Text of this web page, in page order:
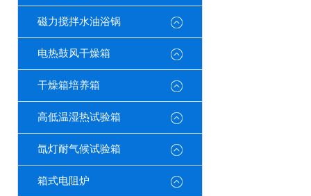
磁力搅拌水油浴锅
电热鼓风干燥箱
干燥箱培养箱
高低温湿热试验箱
氙灯耐气候试验箱
箱式电阻炉